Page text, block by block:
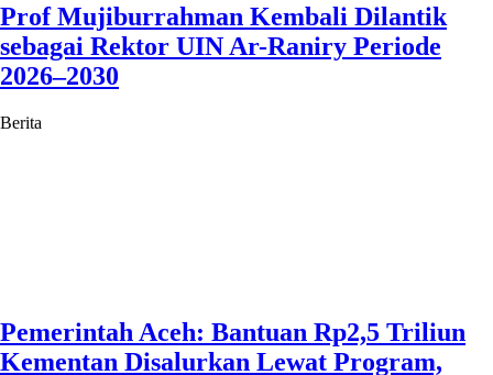
Prof Mujiburrahman Kembali Dilantik
sebagai Rektor UIN Ar-Raniry Periode
2026–2030
Berita
Pemerintah Aceh: Bantuan Rp2,5 Triliun
Kementan Disalurkan Lewat Program,